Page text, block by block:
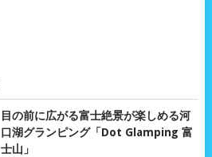
目の前に広がる富士絶景が楽しめる河
口湖グランピング「Dot Glamping 富
士山」